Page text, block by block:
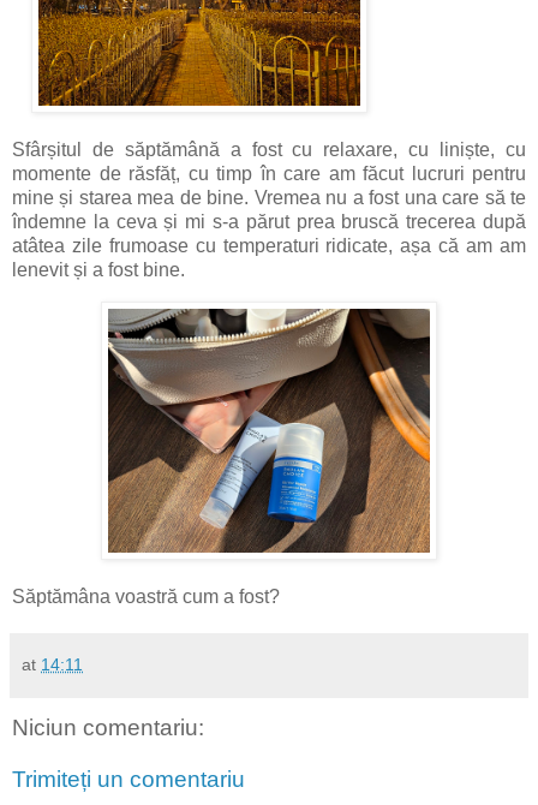
Sfârșitul de săptămână a fost cu relaxare, cu liniște, cu
momente de răsfăț, cu timp în care am făcut lucruri pentru
mine și starea mea de bine. Vremea nu a fost una care să te
îndemne la ceva și mi s-a părut prea bruscă trecerea după
atâtea zile frumoase cu temperaturi ridicate, așa că am am
lenevit și a fost bine.
Săptămâna voastră cum a fost?
at 14:11
Niciun comentariu:
Trimiteți un comentariu